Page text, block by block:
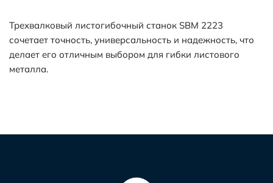
Трехвалковый листогибочный станок SBM 2223
сочетает точность, универсальность и надежность, что
делает его отличным выбором для гибки листового
металла.